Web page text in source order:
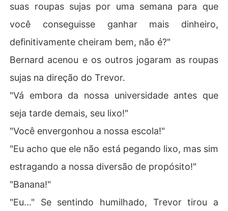
suas roupas sujas por uma semana para que
você conseguisse ganhar mais dinheiro,
definitivamente cheiram bem, não é?"
Bernard acenou e os outros jogaram as roupas
sujas na direção do Trevor.
"Vá embora da nossa universidade antes que
seja tarde demais, seu lixo!"
"Você envergonhou a nossa escola!"
"Eu acho que ele não está pegando lixo, mas sim
estragando a nossa diversão de propósito!"
"Banana!"
"Eu..." Se sentindo humilhado, Trevor tirou a